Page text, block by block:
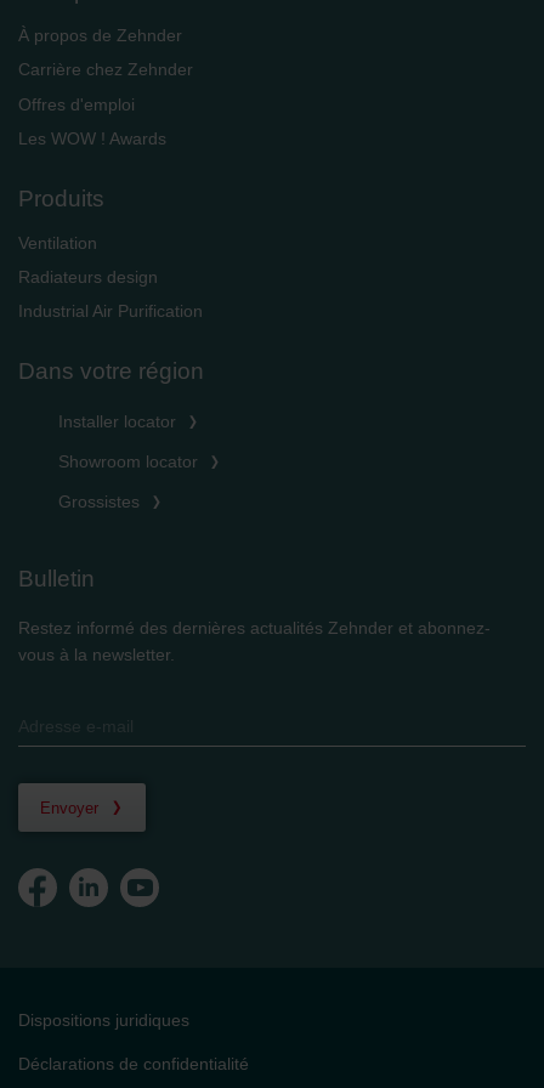
À propos de Zehnder
Carrière chez Zehnder
Offres d'emploi
Les WOW ! Awards
Produits
Ventilation
Radiateurs design
Industrial Air Purification
Dans votre région
Installer locator
Showroom locator
Grossistes
Bulletin
Restez informé des dernières actualités Zehnder et abonnez-
vous à la newsletter.
Envoyer
Dispositions juridiques
Déclarations de confidentialité